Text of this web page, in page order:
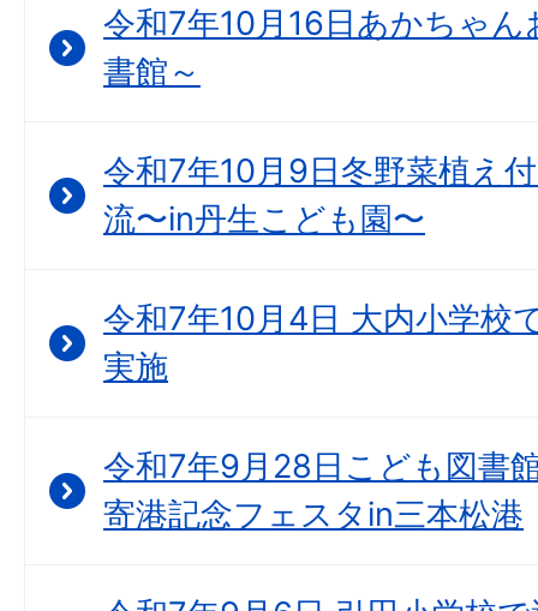
令和7年10月16日あかちゃ
書館～
令和7年10月9日冬野菜植え
流〜in丹生こども園〜
令和7年10月4日 大内小学校
実施
令和7年9月28日こども図書
寄港記念フェスタin三本松港